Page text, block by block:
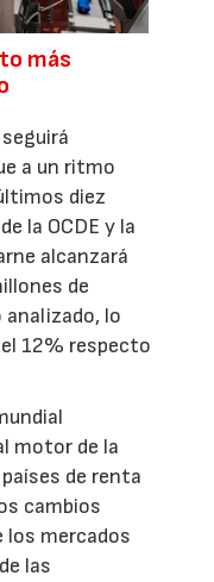
más
a un ritmo
diez
la OCDE y la
alcanzará
de
analizado, lo
12% respecto
motor de la
de renta
cambios
los mercados
las